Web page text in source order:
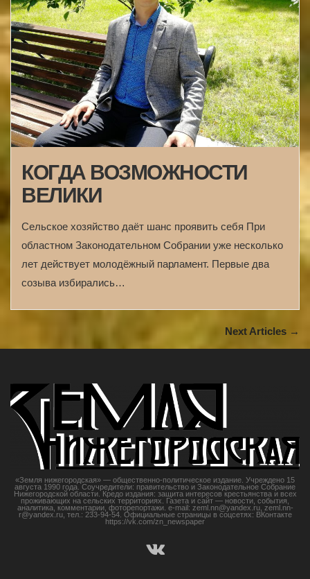
КОГДА ВОЗМОЖНОСТИ
ВЕЛИКИ
Сельское хозяйство даёт шанс проявить себя При
областном Законодательном Собрании уже несколько
лет действует молодёжный парламент. Первые два
созыва избирались…
Next Articles →
«Земля нижегородская» — общественно-политическое издание. Учреждено 15
августа 1990 года. Соучредители: правительство и Законодательное Собрание
Нижегородской области. Кредо издания: защита интересов крестьянства и всех
проживающих на сельских территориях. Газета и сайт — новости, события,
аналитика, комментарии, фоторепортажи. e-mail: zeml.nn@yandex.ru, zeml.nn-
r@yandex.ru, тел.: 233-94-54. Официальные страницы в соцсетях: ВКонтакте
https://vk.com/zn_newspaper